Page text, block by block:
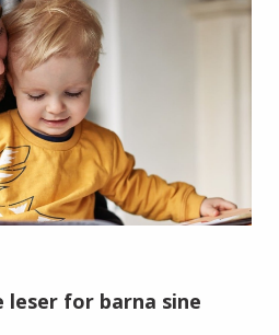
for barna sine